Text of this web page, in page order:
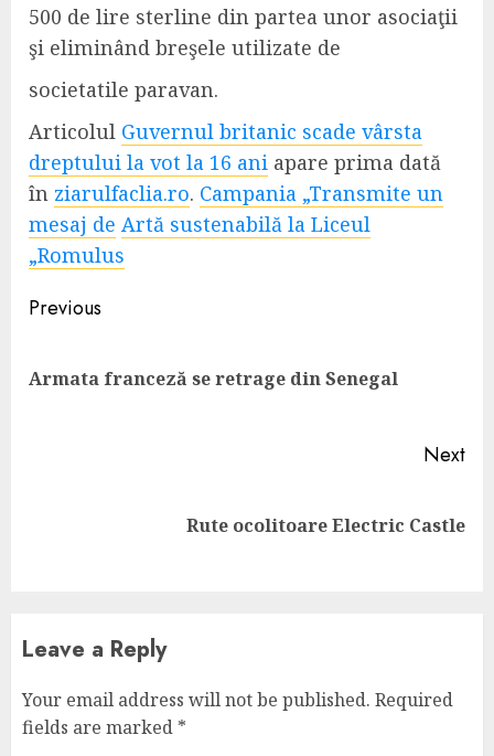
500 de lire sterline din partea unor asociaţii
şi eliminând breşele utilizate de
societatile paravan.
Articolul Guvernul britanic scade vârsta
dreptului la vot la 16 ani apare prima dată
în ziarulfaclia.ro. Campania „Transmite un
mesaj de Artă sustenabilă la Liceul
„Romulus
Continue
Previous
Armata franceză se retrage din Senegal
Next
Rute ocolitoare Electric Castle
Leave a Reply
Your email address will not be published. Required
fields are marked *